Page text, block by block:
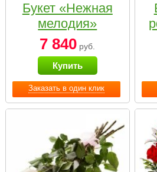
Заказать в один клик
Букет «Нежная
мелодия»
7 840 руб.
Купить